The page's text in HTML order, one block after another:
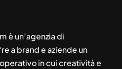
è un’agenzia di
a brand e aziende un
in cui creatività e